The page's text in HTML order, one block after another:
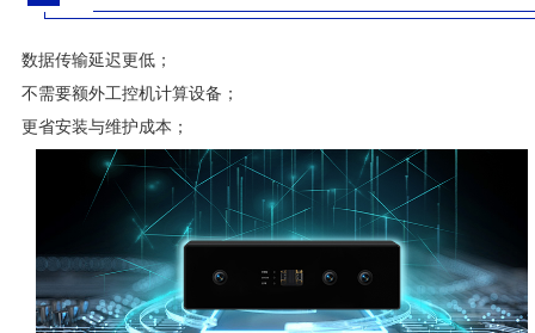
4
数据传输延迟更低；
不需要额外工控机计算设备；
更省安装与维护成本；